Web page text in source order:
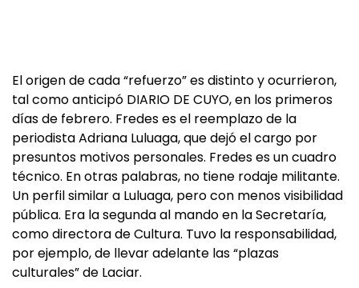
El origen de cada “refuerzo” es distinto y ocurrieron,
tal como anticipó DIARIO DE CUYO, en los primeros
días de febrero. Fredes es el reemplazo de la
periodista Adriana Luluaga, que dejó el cargo por
presuntos motivos personales. Fredes es un cuadro
técnico. En otras palabras, no tiene rodaje militante.
Un perfil similar a Luluaga, pero con menos visibilidad
pública. Era la segunda al mando en la Secretaría,
como directora de Cultura. Tuvo la responsabilidad,
por ejemplo, de llevar adelante las “plazas
culturales” de Laciar.